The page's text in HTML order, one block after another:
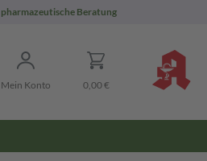
pharmazeutische Beratung
Mein Konto 0,00 €